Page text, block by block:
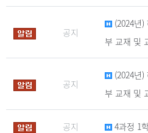
공지
(2024년
부 교재 및
공지
(2024년
부 교재 및
공지 4과정 1